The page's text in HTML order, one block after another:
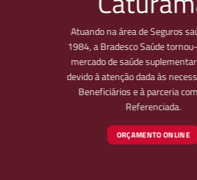
Atuando na área de Seguros
1984, a Bradesco Saúde
mercado de saúde
devido à atenção dada às
Beneficiários e à parceria
Referenciada.
ORÇAMENTO ONLINE